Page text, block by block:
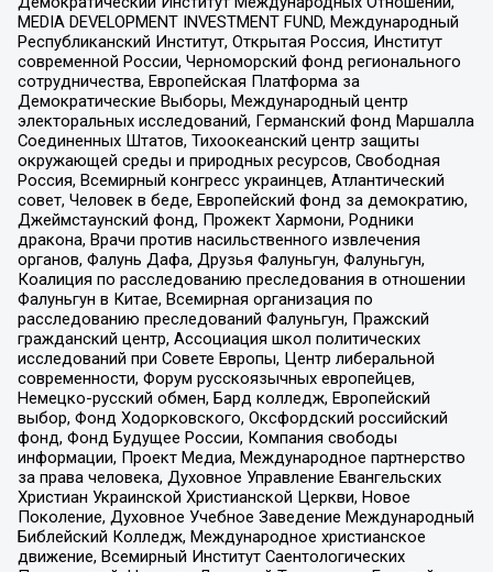
MEDIA DEVELOPMENT INVESTMENT FUND, Международный
Республиканский Институт, Открытая Россия, Институт
современной России, Черноморский фонд регионального
сотрудничества, Европейская Платформа за
Демократические Выборы, Международный центр
электоральных исследований, Германский фонд Маршалла
Соединенных Штатов, Тихоокеанский центр защиты
окружающей среды и природных ресурсов, Свободная
Россия, Всемирный конгресс украинцев, Атлантический
совет, Человек в беде, Европейский фонд за демократию,
Джеймстаунский фонд, Прожект Хармони, Родники
дракона, Врачи против насильственного извлечения
органов, Фалунь Дафа, Друзья Фалуньгун, Фалуньгун,
Коалиция по расследованию преследования в отношении
Фалуньгун в Китае, Всемирная организация по
расследованию преследований Фалуньгун, Пражский
гражданский центр, Ассоциация школ политических
исследований при Совете Европы, Центр либеральной
современности, Форум русскоязычных европейцев,
Немецко-русский обмен, Бард колледж, Европейский
выбор, Фонд Ходорковского, Оксфордский российский
фонд, Фонд Будущее России, Компания свободы
информации, Проект Медиа, Международное партнерство
за права человека, Духовное Управление Евангельских
Христиан Украинской Христианской Церкви, Новое
Поколение, Духовное Учебное Заведение Международный
Библейский Колледж, Международное христианское
движение, Всемирный Институт Саентологических